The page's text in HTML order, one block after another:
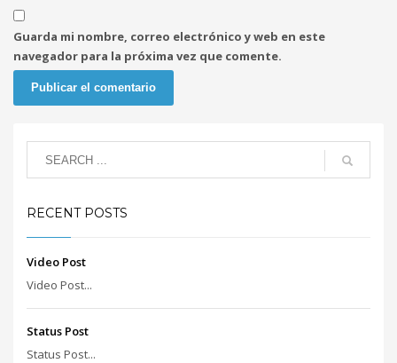
Guarda mi nombre, correo electrónico y web en este
navegador para la próxima vez que comente.
RECENT POSTS
Video Post
Video Post...
Status Post
Status Post...